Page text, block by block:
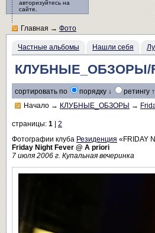
авторизуйтесь на
сайте.
Главная→Фото
Частные альбомы Нашли себя
КЛУБНЫЕ_ОБЗОРЫ/
сортировать по порядку ↓ ретингу ↑
Начало → КЛУБНЫЕ_ОБЗОРЫ →
страницы: 1
2
Фотографии клуба Резиденция «FRIDAY
Friday Night Fever @ A priori
7 июля 2006 г. Купальная вечеринка